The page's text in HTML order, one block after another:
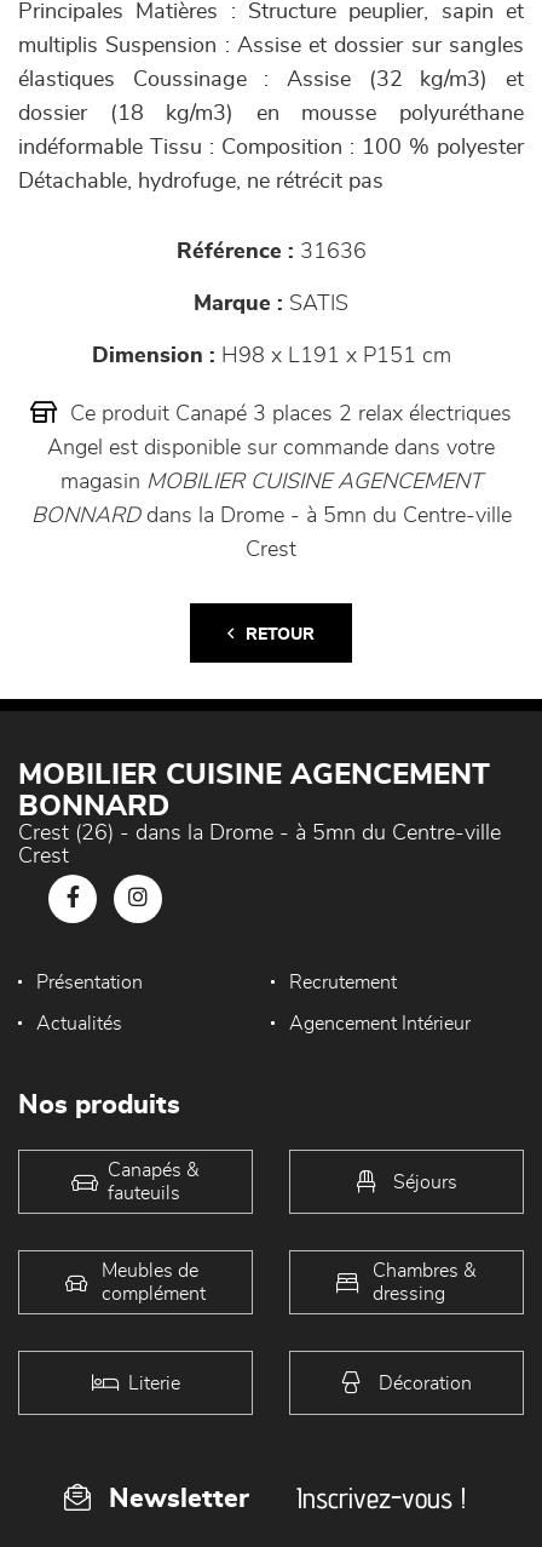
Principales Matières : Structure peuplier, sapin et
multiplis Suspension : Assise et dossier sur sangles
élastiques Coussinage : Assise (32 kg/m3) et
dossier (18 kg/m3) en mousse polyuréthane
indéformable Tissu : Composition : 100 % polyester
Détachable, hydrofuge, ne rétrécit pas
Référence : 31636
Marque : SATIS
Dimension : H98 x L191 x P151 cm
Ce produit Canapé 3 places 2 relax électriques
Angel est disponible sur commande dans votre
magasin MOBILIER CUISINE AGENCEMENT
BONNARDdans la Drome - à 5mn du Centre-ville
Crest
RETOUR
MOBILIER CUISINE AGENCEMENT
BONNARD
Crest (26) - dans la Drome - à 5mn du Centre-ville
Crest
Présentation Recrutement
Actualités Agencement Intérieur
Nos produits
Canapés &
fauteuils
Séjours
Meubles de
complément
Chambres &
dressing
Literie Décoration
Newsletter Inscrivez-vous !